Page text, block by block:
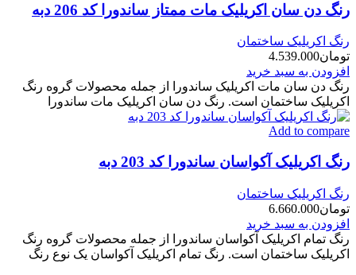
رنگ دن سان اکریلیک مات ممتاز ساندورا کد 206 دبه
رنگ اکریلیک ساختمان
تومان4.539.000
افزودن به سبد خرید
رنگ دن سان مات اکریلیک ساندورا از جمله محصولات گروه رنگ
اکریلیک ساختمان است. رنگ دن سان اکریلیک مات ساندورا
Add to compare
رنگ اکریلیک آکواسان ساندورا کد 203 دبه
رنگ اکریلیک ساختمان
تومان6.660.000
افزودن به سبد خرید
رنگ تمام اکریلیک آکواسان ساندورا از جمله محصولات گروه رنگ
اکریلیک ساختمان است. رنگ تمام اکریلیک آکواسان یک نوع رنگ